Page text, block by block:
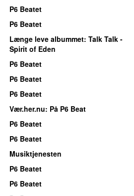
P6 Beatet
P6 Beatet
Længe leve albummet: Talk Talk -
Spirit of Eden
P6 Beatet
P6 Beatet
P6 Beatet
Vær.her.nu: På P6 Beat
P6 Beatet
P6 Beatet
Musiktjenesten
P6 Beatet
P6 Beatet